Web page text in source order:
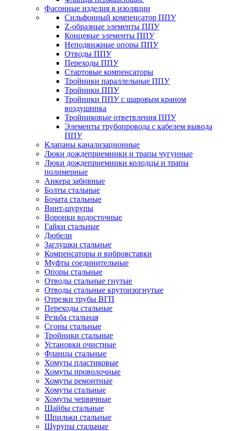
Фасонные изделия в изоляции
Cильфонный компенсатор ППУ
Z-образные элементы ППУ
Концевые элементы ППУ
Неподвижные опоры ППУ
Отводы ППУ
Переходы ППУ
Стартовые компенсаторы
Тройники параллельные ППУ
Тройники ППУ
Тройники ППУ с шаровым краном
воздушника
Тройниковые ответвления ППУ
Элементы трубопровода с кабелем вывода
ППУ
Клапаны канализационные
Люки дождеприемники и трапы чугунные
Люки дождеприемники колодцы и трапы
полимерные
Анкера забивные
Болты стальные
Бочата стальные
Винт-шурупы
Воронки водосточные
Гайки стальные
Дюбели
Заглушки стальные
Компенсаторы и вибровставки
Муфты соединительные
Опоры стальные
Отводы стальные гнутые
Отводы стальные крутоизогнутые
Отрезки трубы ВГП
Переходы стальные
Резьба стальная
Сгоны стальные
Тройники стальные
Установки очистные
Фланцы стальные
Хомуты пластиковые
Хомуты проволочные
Хомуты ремонтные
Хомуты стальные
Хомуты червячные
Шайбы стальные
Шпильки стальные
Шурупы стальные